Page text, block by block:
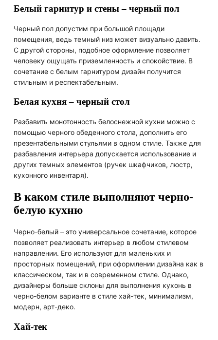
Белый гарнитур и стены – черный пол
Черный пол допустим при большой площади
помещения, ведь темный низ может визуально давить.
С другой стороны, подобное оформление позволяет
человеку ощущать приземленность и спокойствие. В
сочетание с белым гарнитуром дизайн получится
стильным и респектабельным.
Белая кухня – черный стол
Разбавить монотонность белоснежной кухни можно с
помощью черного обеденного стола, дополнить его
презентабельными стульями в одном стиле. Также для
разбавления интерьера допускается использование и
других темных элементов (ручек шкафчиков, люстр,
кухонного инвентаря).
В каком стиле выполняют черно-
белую кухню
Черно-белый – это универсальное сочетание, которое
позволяет реализовать интерьер в любом стилевом
направлении. Его используют для маленьких и
просторных помещений, при оформлении дизайна как в
классическом, так и в современном стиле. Однако,
дизайнеры больше склоны для выполнения кухонь в
черно-белом варианте в стиле хай-тек, минимализм,
модерн, арт-деко.
Хай-тек